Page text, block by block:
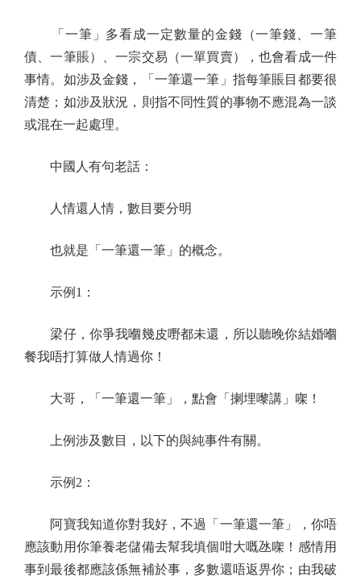
「一筆」多看成一定數量的金錢（一筆錢、一筆
債、一筆賬）、一宗交易（一單買賣），也會看成一件
事情。如涉及金錢，「一筆還一筆」指每筆賬目都要很
清楚；如涉及狀況，則指不同性質的事物不應混為一談
或混在一起處理。
中國人有句老話：
人情還人情，數目要分明
也就是「一筆還一筆」的概念。
示例1：
梁仔，你爭我嗰幾皮嘢都未還，所以聽晚你結婚嗰
餐我唔打算做人情過你！
大哥，「一筆還一筆」，點會「揦埋嚟講」㗎！
上例涉及數目，以下的與純事件有關。
示例2：
阿寶我知道你對我好，不過「一筆還一筆」，你唔
應該動用你筆養老儲備去幫我填個咁大嘅氹㗎！感情用
事到最後都應該係無補於事，多數還唔返畀你；由我破